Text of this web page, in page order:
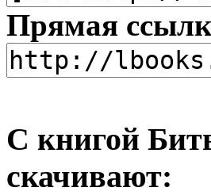
Прямая
С книгой
скачивают: